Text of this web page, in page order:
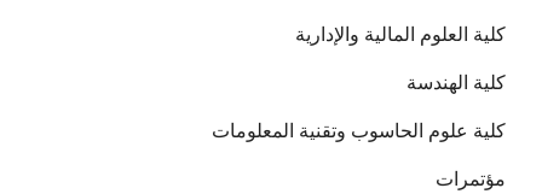
كلية العلوم المالية والإدارية
كلية الهندسة
كلية علوم الحاسوب وتقنية المعلومات
مؤتمرات